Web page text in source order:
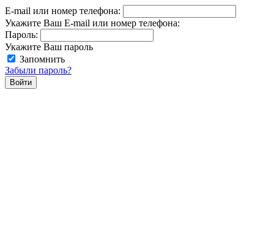
E-mail или номер телефона:
Укажите Ваш E-mail или номер телефона:
Пароль:
Укажите Ваш пароль
Запомнить
Забыли пароль?